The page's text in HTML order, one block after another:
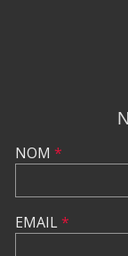
NOM *
EMAIL*